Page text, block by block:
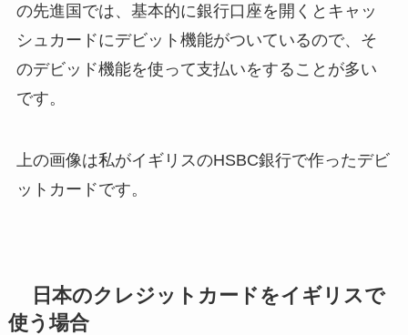
の先進国では、基本的に銀行口座を開くとキャッ
シュカードにデビット機能がついているので、そ
のデビッド機能を使って支払いをすることが多い
です。
上の画像は私がイギリスのHSBC銀行で作ったデビ
ットカードです。
日本のクレジットカードをイギリスで
使う場合